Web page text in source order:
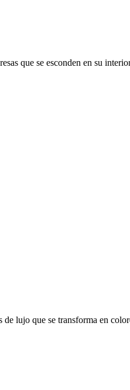
que se esconden en su
lujo que se transforma en